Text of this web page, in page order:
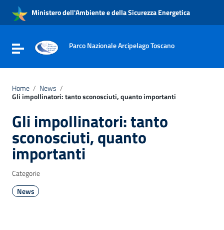
Vai al menu di navigazione
Vai al footer
Ministero dell'Ambiente e della Sicurezza Energetica
Attiva / disattiva la navigazione
Parco Nazionale Arcipelago Toscano
Home / News /
Gli impollinatori: tanto sconosciuti, quanto importanti
Gli impollinatori: tanto
sconosciuti, quanto
importanti
Categorie
News